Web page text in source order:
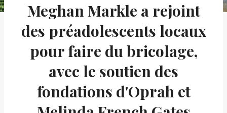
Meghan Markle a rejoint
des préadolescents locaux
pour faire du bricolage,
avec le soutien des
fondations d'Oprah et